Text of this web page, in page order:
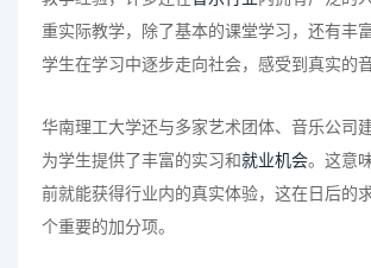
重实际教学，除了基本的课堂学习，还有丰
学生在学习中逐步走向社会，感受到真实的
华南理工大学还与多家艺术团体、音乐公司
为学生提供了丰富的实习和就业机会。这意
前就能获得行业内的真实体验，这在日后的
个重要的加分项。